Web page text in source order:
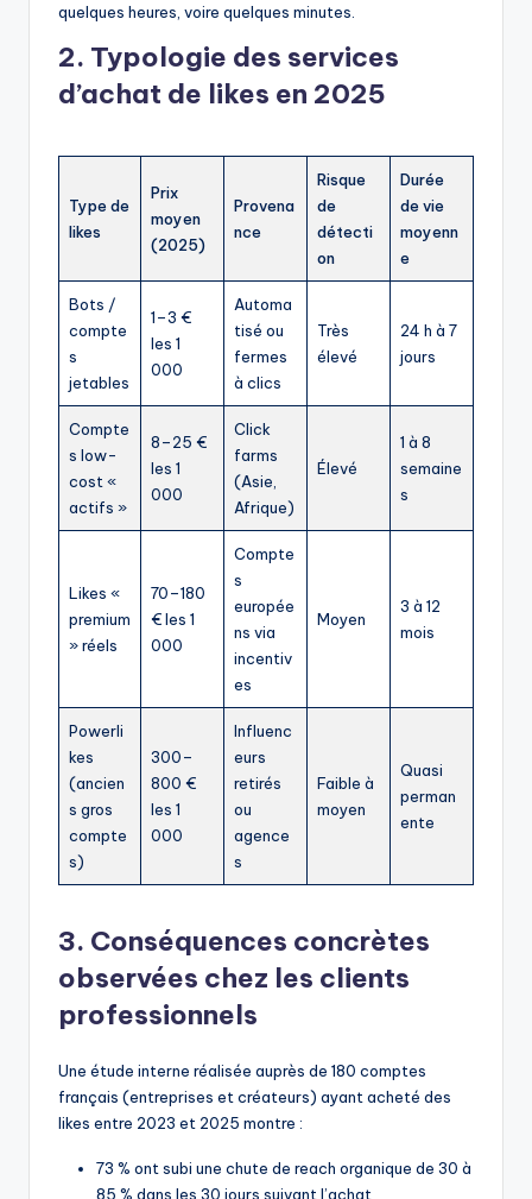
quelques heures, voire quelques minutes.
2. Typologie des services
d’achat de likes en 2025
Type de
likes
Prix
moyen
(2025)
Provena
nce
Risque
de
détecti
on
Durée
de vie
moyenn
e
Bots /
compte
s
jetables
1–3 €
les 1
000
Automa
tisé ou
fermes
à clics
Très
élevé
24 h à 7
jours
Compte
s low-
cost «
actifs »
8–25 €
les 1
000
Click
farms
(Asie,
Afrique)
Élevé
1 à 8
semaine
s
Likes «
premium
» réels
70–180
€ les 1
000
Compte
s
europée
ns via
incentiv
es
Moyen
3 à 12
mois
Powerli
kes
(ancien
s gros
compte
s)
300–
800 €
les 1
000
Influenc
eurs
retirés
ou
agence
s
Faible à
moyen
Quasi
perman
ente
3. Conséquences concrètes
observées chez les clients
professionnels
Une étude interne réalisée auprès de 180 comptes
français (entreprises et créateurs) ayant acheté des
likes entre 2023 et 2025 montre :
73 % ont subi une chute de reach organique de 30 à
85 % dans les 30 jours suivant l’achat